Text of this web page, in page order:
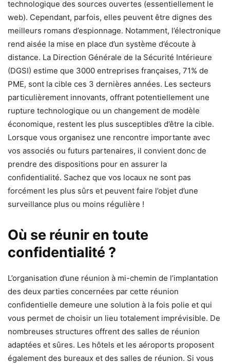
technologique des sources ouvertes (essentiellement le
web). Cependant, parfois, elles peuvent être dignes des
meilleurs romans d’espionnage. Notamment, l’électronique
rend aisée la mise en place d’un système d’écoute à
distance. La Direction Générale de la Sécurité Intérieure
(DGSI) estime que 3000 entreprises françaises, 71% de
PME, sont la cible ces 3 dernières années. Les secteurs
particulièrement innovants, offrant potentiellement une
rupture technologique ou un changement de modèle
économique, restent les plus susceptibles d’être la cible.
Lorsque vous organisez une rencontre importante avec
vos associés ou futurs partenaires, il convient donc de
prendre des dispositions pour en assurer la
confidentialité. Sachez que vos locaux ne sont pas
forcément les plus sûrs et peuvent faire l’objet d’une
surveillance plus ou moins régulière !
Où se réunir en toute
confidentialité ?
L’organisation d’une réunion à mi-chemin de l’implantation
des deux parties concernées par cette réunion
confidentielle demeure une solution à la fois polie et qui
vous permet de choisir un lieu totalement imprévisible. De
nombreuses structures offrent des salles de réunion
adaptées et sûres. Les hôtels et les aéroports proposent
également des bureaux et des salles de réunion. Si vous